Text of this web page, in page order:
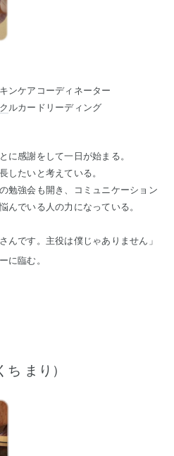
ンケアコーディネーター
ルカードリーディング
に感謝をして一日が始まる。
したいと考えている。
勉強会も開き、コミュニケーション
んでいる人の力になっている。
んです。主役は僕じゃありません」
に臨む。
まり）